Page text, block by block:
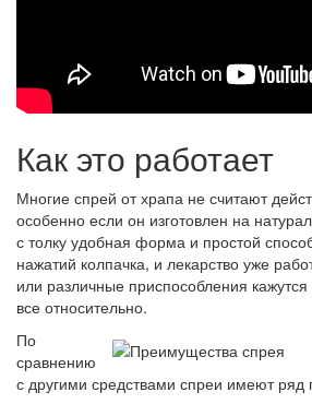
Как это работает
Многие спрей от храпа не считают
особенно если он изготовлен на
с толку удобная форма и простой
нажатий колпачка, и лекарство уже
или различные приспособления
все относительно.
По
сравнению
с другими средствами спреи имеют ряд